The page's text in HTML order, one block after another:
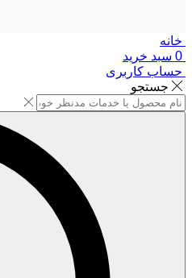
خانه
0 سبد خرید
حساب کاربری
جستجو